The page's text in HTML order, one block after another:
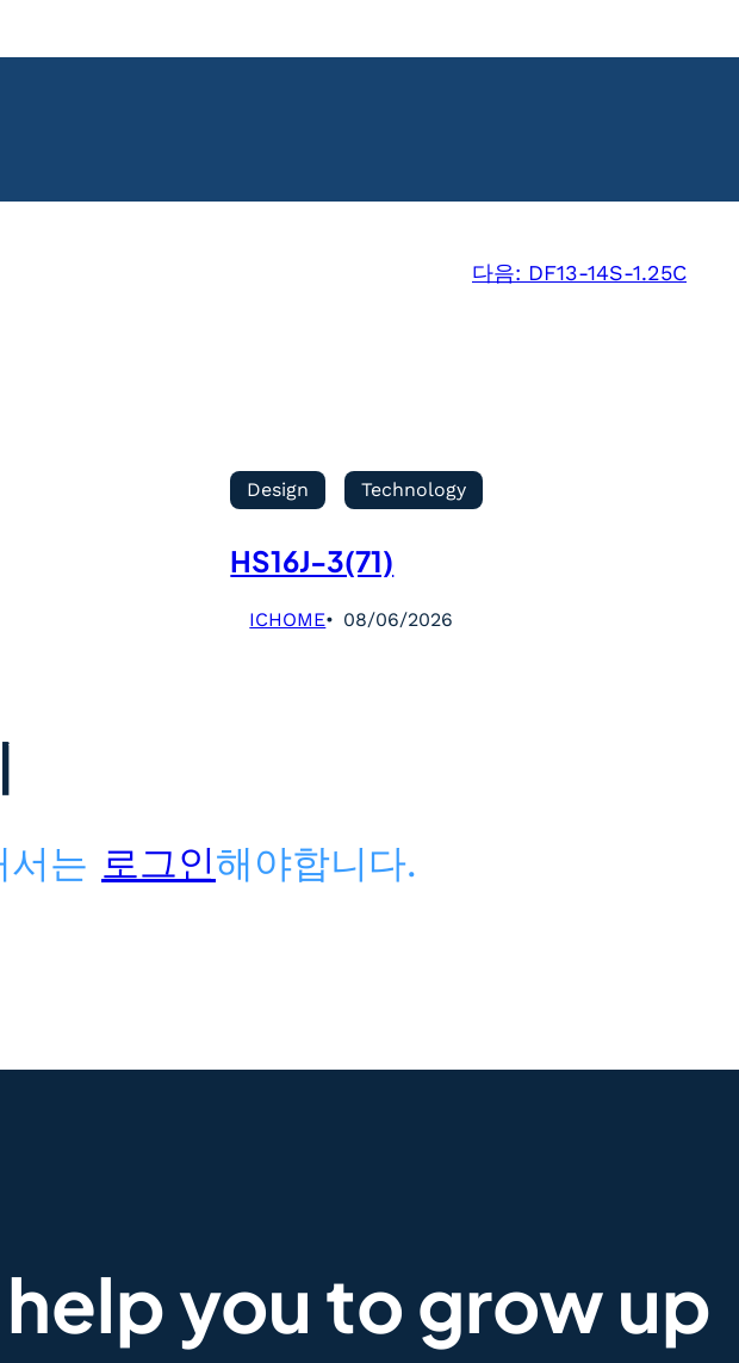
다음: DF13-14S-1.25C
Design Technology
HS16J-3(71)
ICHOME 08/06/2026
는 로그인해야합니다.
you to grow up